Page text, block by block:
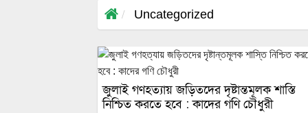
Uncategorized
জুলাই গণহত্যায় জড়িতদের দৃষ্টান্তমূলক শাস্তি
নিশ্চিত করতে হবে : কাদের গণি চৌধুরী